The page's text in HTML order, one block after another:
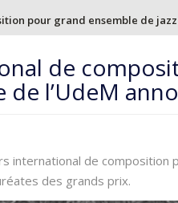
pour grand ensemble de
de
de l’UdeM
international de
des grands prix.